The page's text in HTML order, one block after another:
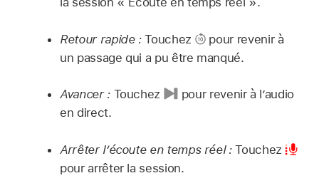
Retour rapide :Touchez
pour revenir à
un passage qui a pu être manqué.
Avancer :Touchez
pour revenir à l’audio
en direct.
Arrêter l’écoute en temps réel :Touchez
pour arrêter la session.